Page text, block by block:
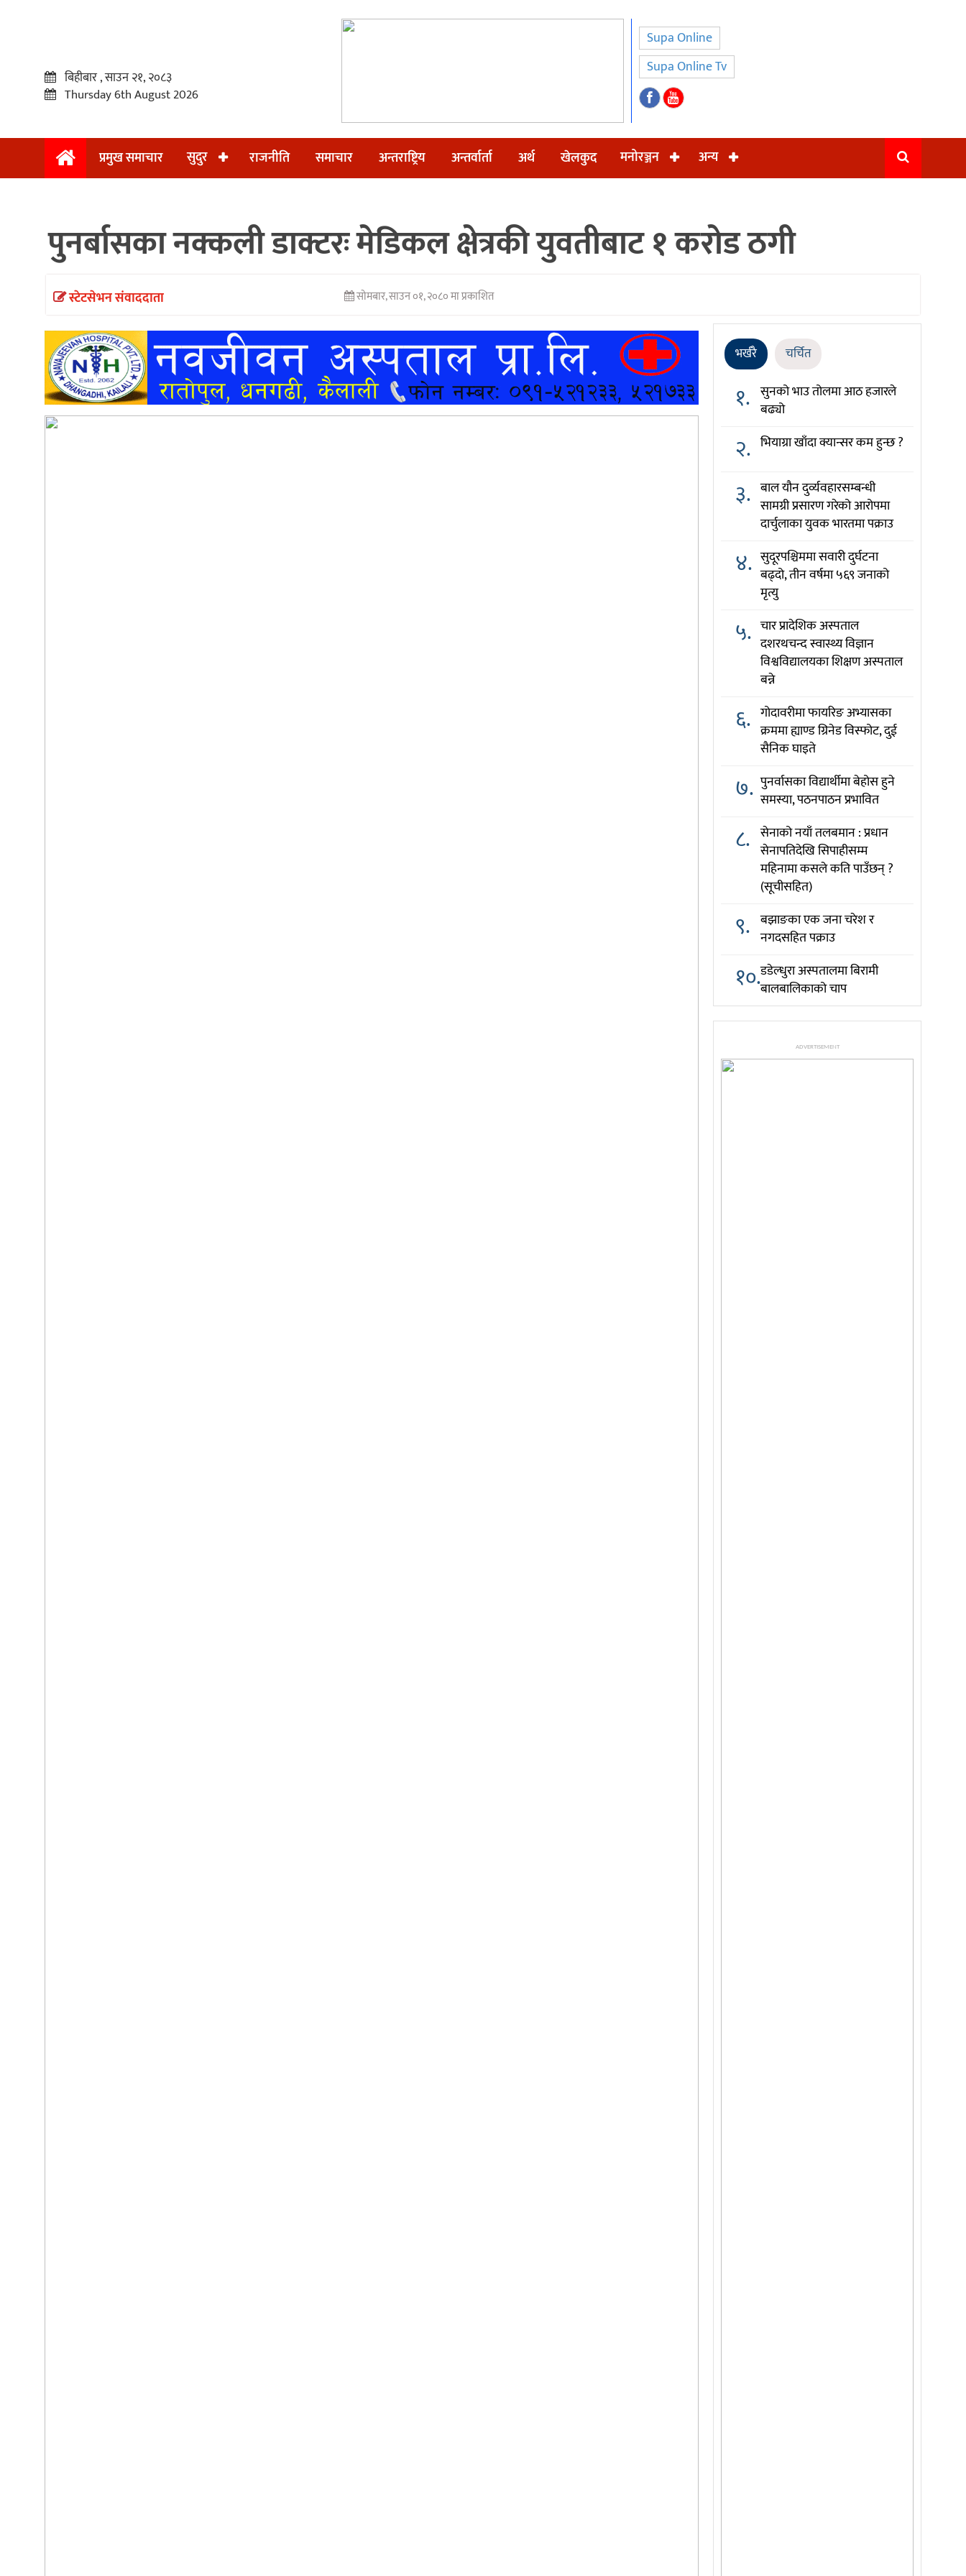
प्रमुख
राजनीति
समाचार
अन्तर्वार्ता
खेलकुद
बिहीबार , साउन २१, २०८३
Thursday 6th August 2026
Supa Online
Supa Online Tv
प्रमुख समाचार सुदुर राजनीति समाचार अन्तराष्ट्रिय अन्तर्वार्ता अर्थ खेलकुद मनोरञ्जन अन्य
पुनर्बासका नक्कली डाक्टरः मेडिकल क्षेत्रकी युवतीबाट १ करोड ठगी
स्टेटसेभन संवाददाता सोमबार, साउन ०१, २०८० मा प्रकाशित
भर्खरै चर्चित
१. सुनको भाउ तोलमा आठ हजारले
बढ्यो
२. भियाग्रा खाँदा क्यान्सर कम हुन्छ ?
३. बाल यौन दुर्व्यवहारसम्बन्धी
सामग्री प्रसारण गरेको आरोपमा
दार्चुलाका युवक भारतमा पक्राउ
४. सुदूरपश्चिममा सवारी दुर्घटना
बढ्दो, तीन वर्षमा ५६९ जनाको
मृत्यु
५. चार प्रादेशिक अस्पताल
दशरथचन्द स्वास्थ्य विज्ञान
विश्वविद्यालयका शिक्षण अस्पताल
बन्ने
६. गोदावरीमा फायरिङ अभ्यासका
क्रममा ह्याण्ड ग्रिनेड विस्फोट, दुई
सैनिक घाइते
७. पुनर्वासका विद्यार्थीमा बेहोस हुने
समस्या, पठनपाठन प्रभावित
८. सेनाको नयाँ तलबमान : प्रधान
सेनापतिदेखि सिपाहीसम्म
महिनामा कसले कति पाउँछन् ?
(सूचीसहित)
९. बझाङका एक जना चरेश र
नगदसहित पक्राउ
१०.डडेल्धुरा अस्पतालमा बिरामी
बालबालिकाको चाप
ADVERTISEMENT